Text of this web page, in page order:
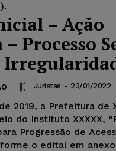
– Ação
Processo
Juristas - 23/01/2022
2019, a Prefeitura de
do Instituto XXXXX,
Progressão de
o edital em